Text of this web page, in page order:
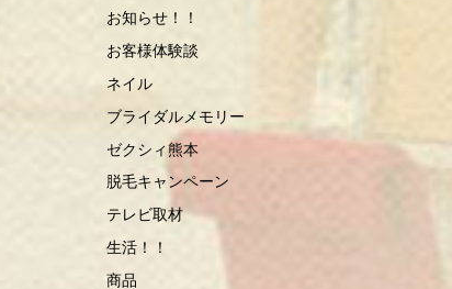
お知らせ！！
お客様体験談
ネイル
ブライダルメモリー
ゼクシィ熊本
脱毛キャンペーン
テレビ取材
生活！！
商品